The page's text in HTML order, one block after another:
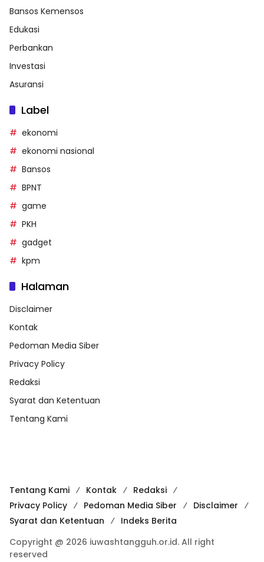
Bansos Kemensos
Edukasi
Perbankan
Investasi
Asuransi
Label
ekonomi
ekonomi nasional
Bansos
BPNT
game
PKH
gadget
kpm
Halaman
Disclaimer
Kontak
Pedoman Media Siber
Privacy Policy
Redaksi
Syarat dan Ketentuan
Tentang Kami
Tentang Kami Kontak
Redaksi
Privacy Policy
Pedoman Media Siber
Disclaimer
Syarat dan Ketentuan
Indeks Berita
Copyright @ 2026 iuwashtangguh.or.id. All right
reserved